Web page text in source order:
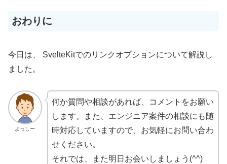
おわりに
今日は、 SvelteKitでのリンクオプションについて解説し
ました。
よっしー
何か質問や相談があれば、コメントをお願い
します。また、エンジニア案件の相談にも随
時対応していますので、お気軽にお問い合わ
せください。
それでは、また明日お会いしましょう(^^)